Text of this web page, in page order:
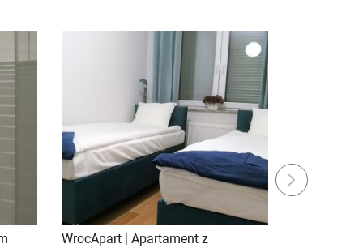
WrocApart | Apartament z
Next